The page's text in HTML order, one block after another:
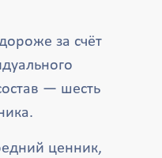
за счёт
— шесть
ценник,